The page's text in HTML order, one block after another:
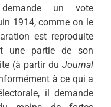
un vote
1914, comme on le
est reproduite
une partie de son
(à partir du Journal
à ce qui a
il demande